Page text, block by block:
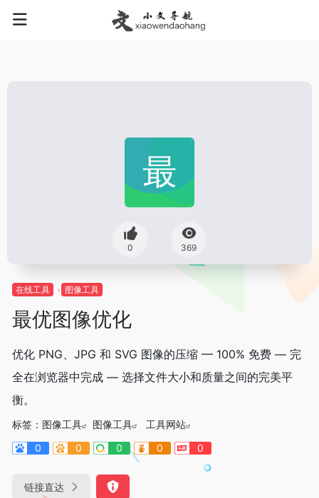
0 369
在线工具 图像工具
最优图像优化
优化 PNG、JPG 和 SVG 图像的压缩 — 100% 免费 — 完
全在浏览器中完成 — 选择文件大小和质量之间的完美平
衡。
标签： 图像工具 图像工具
工具网站
0
0 0 0 0
链接直达